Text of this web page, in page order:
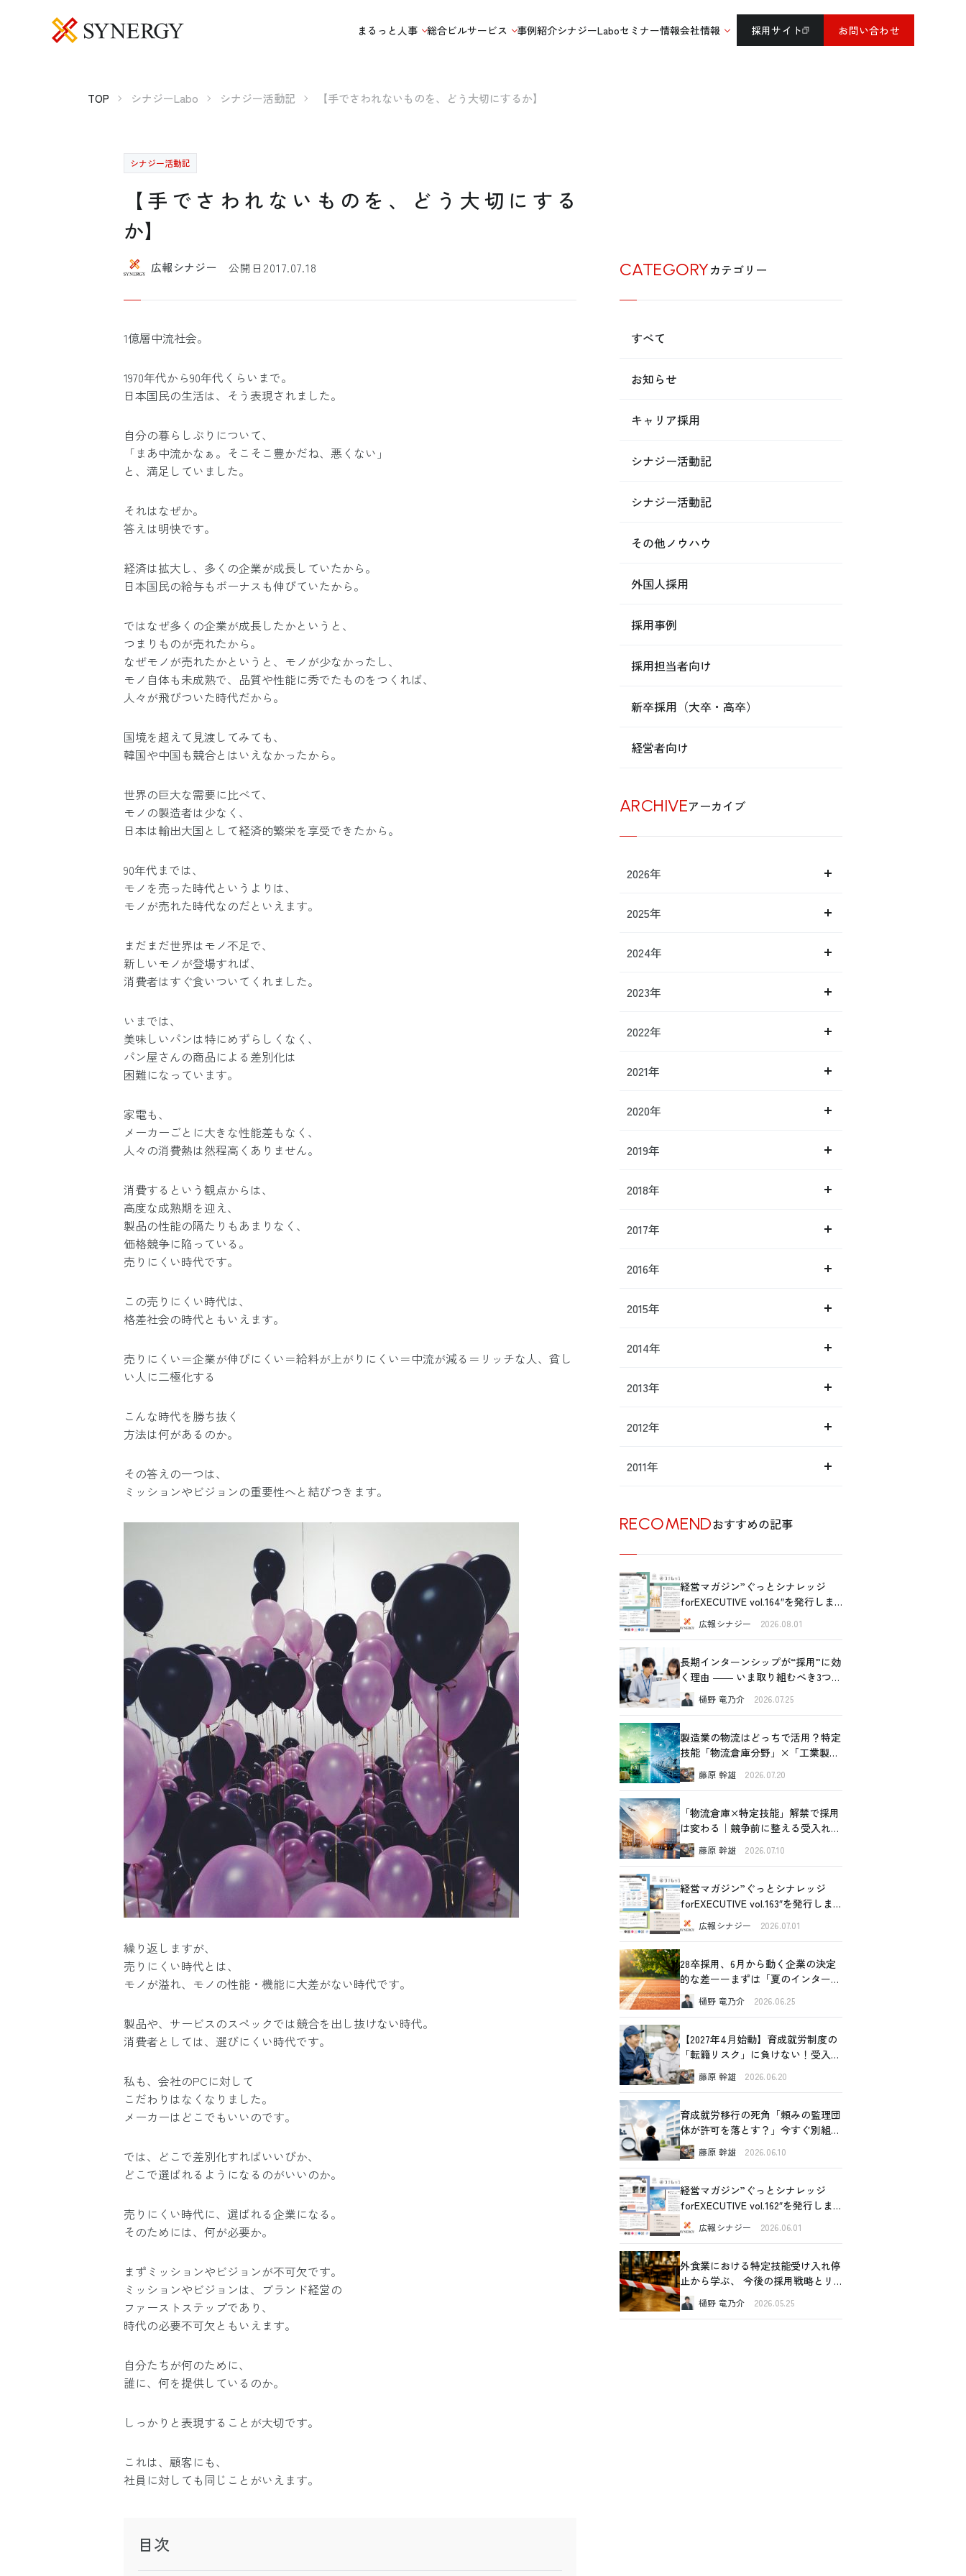
まるっと人事 総合ビルサービス 事例紹介シナジーLaboセミナー情報会社情報 採用サイト お問い合わせ
TOP シナジーLabo シナジー活動記 【手でさわれないものを、どう大
シナジー活動記
【手でさわれないものを、どう大切にする
か
広報シナジー 公開日 2017.07.18
1億層中流社会。
1970年代から90年代くらいまで。
日本国民の生活は、そう表現されました。
自分の暮らしぶりについて、
「まあ中流かなぁ。そこそこ豊かだね、悪くない」
と、満足していました。
それはなぜか。
答えは明快です。
経済は拡大し、多くの企業が成長していたから。
日本国民の給与もボーナスも伸びていたから。
ではなぜ多くの企業が成長したかというと、
つまりものが売れたから。
なぜモノが売れたかというと、モノが少なかったし、
モノ自体も未成熟で、品質や性能に秀でたものをつくれば、
人々が飛びついた時代だから。
国境を超えて見渡してみても、
韓国や中国も競合とはいえなかったから。
世界の巨大な需要に比べて、
モノの製造者は少なく、
日本は輸出大国として経済的繁栄を享受できたから。
90年代までは、
モノを売った時代というよりは、
モノが売れた時代なのだといえます。
まだまだ世界はモノ不足で、
新しいモノが登場すれば、
消費者はすぐ食いついてくれました。
いまでは、
美味しいパンは特にめずらしくなく、
パン屋さんの商品による差別化は
困難になっています。
家電も、
メーカーごとに大きな性能差もなく、
人々の消費熱は然程高くありません。
消費するという観点からは、
高度な成熟期を迎え、
製品の性能の隔たりもあまりなく、
価格競争に陥っている。
売りにくい時代です。
この売りにくい時代は、
格差社会の時代ともいえます。
売りにくい＝企業が伸びにくい＝給料が上がりにくい＝中流が減る＝リッチな人、貧し
い人に二極化する
こんな時代を勝ち抜く
方法は何があるのか。
その答えの一つは、
ミッションやビジョンの重要性へと結びつきます。
繰り返しますが、
売りにくい時代とは、
モノが溢れ、モノの性能・機能に大差がない時代です。
製品や、サービスのスペックでは競合を出し抜けない時代。
消費者としては、選びにくい時代です。
私も、会社のPCに対して
こだわりはなくなりました。
メーカーはどこでもいいのです。
では、どこで差別化すればいいびか、
どこで選ばれるようになるのがいいのか。
売りにくい時代に、選ばれる企業になる。
そのためには、何が必要か。
まずミッションやビジョンが不可欠です。
ミッションやビジョンは、ブランド経営の
ファーストステップであり、
時代の必要不可欠ともいえます。
自分たちが何のために、
誰に、何を提供しているのか。
しっかりと表現することが大切です。
これは、顧客にも、
社員に対しても同じことがいえます。
目次
CATEGORYカテゴリー
すべて
お知らせ
キャリア採用
シナジー活動記
シナジー活動記
その他ノウハウ
外国人採用
採用事例
採用担当者向け
新卒採用（大卒・高卒）
経営者向け
ARCHIVEアーカイブ
2026年
2025年
2024年
2023年
2022年
2021年
2020年
2019年
2018年
2017年
2016年
2015年
2014年
2013年
2012年
2011年
RECOMENDおすすめの記事
経営マガジン”ぐっとシナレッジ
forEXECUTIVE vol.164″を発行しま
した！広報シナジー 2026.08.01
長期インターンシップが“採用”に効
く理由 ―― いま取り組むべき3つの
価値 樋野 竜乃介 2026.07.25
製造業の物流はどっちで活用？特定
技能「物流倉庫分野」×「工業製品
製造分野」比較ガイド
藤原 幹雄 2026.07.20
「物流倉庫×特定技能」解禁で採用
は変わる｜競争前に整える受入れ設
計の全体像
藤原 幹雄 2026.07.10
経営マガジン”ぐっとシナレッジ
forEXECUTIVE vol.163″を発行しま
した！広報シナジー 2026.07.01
28卒採用、6月から動く企業の決定
的な差ーーまずは「夏のインターン
シップ」から始めてみませんか
樋野 竜乃介 2026.06.25
【2027年4月始動】育成就労制度の
「転籍リスク」に負けない！受入企
業が今すぐできるリアルな対策
藤原 幹雄 2026.06.20
育成就労移行の死角「頼みの監理団
体が許可を落とす？」今すぐ別組織
の内部事情に切り込むべき理由と、
確認すべき4つの重要ポイント
藤原 幹雄 2026.06.10
経営マガジン”ぐっとシナレッジ
forEXECUTIVE vol.162″を発行しま
した！広報シナジー 2026.06.01
外食業における特定技能受け入れ停
止から学ぶ、 今後の採用戦略とリ
スク管理樋野 竜乃介 2026.05.25